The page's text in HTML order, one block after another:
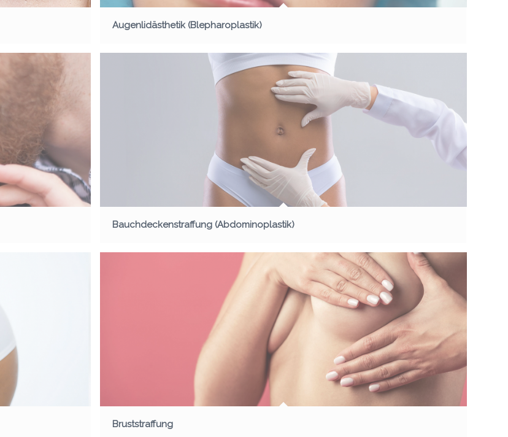
Augenlidästhetik (Blepharoplastik)
Bauchdeckenstraffung (Abdominoplastik)
Bruststraffung